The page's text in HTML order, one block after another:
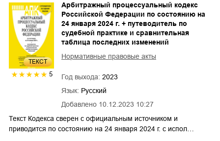
ТЕКСТ
5
Добавлено 10.12.2023 10:27
Арбитражный процессуальный кодекс
Российской Федерации по состоянию на
24 января 2024 г. + путеводитель по
судебной практике и сравнительная
таблица последних изменений
Нормативные правовые акты
Год выхода: 2023
Язык: Русский
Текст Кодекса сверен с официальным источником и
приводится по состоянию на 24 января 2024 г. с испол…